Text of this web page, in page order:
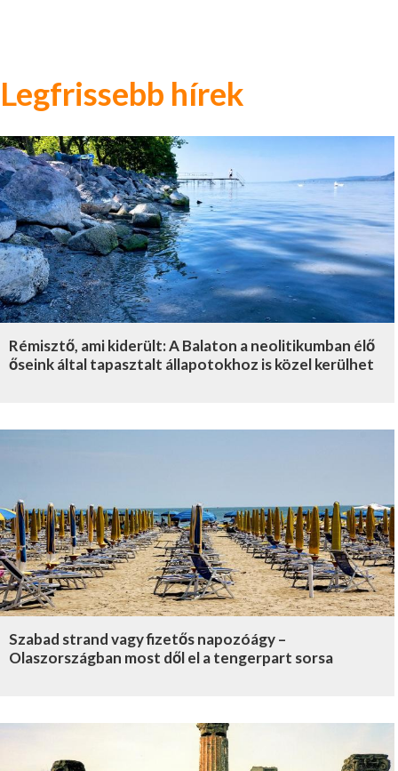
Legfrissebb hírek
Rémisztő, ami kiderült: A Balaton a neolitikumban élő
őseink által tapasztalt állapotokhoz is közel kerülhet
Szabad strand vagy fizetős napozóágy –
Olaszországban most dől el a tengerpart sorsa